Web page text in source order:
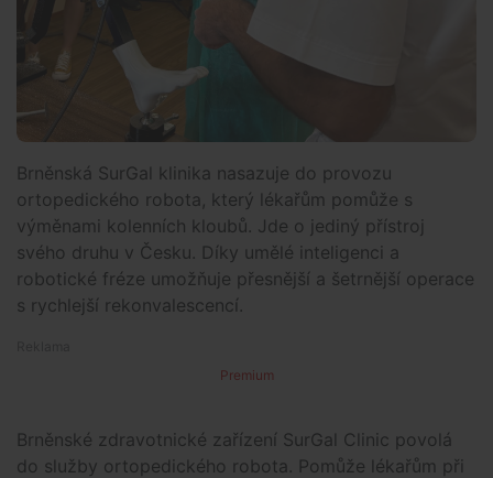
Brněnská SurGal klinika nasazuje do provozu
ortopedického robota, který lékařům pomůže s
výměnami kolenních kloubů. Jde o jediný přístroj
svého druhu v Česku. Díky umělé inteligenci a
robotické fréze umožňuje přesnější a šetrnější operace
s rychlejší rekonvalescencí.
Premium
Brněnské zdravotnické zařízení SurGal Clinic povolá
do služby ortopedického robota. Pomůže lékařům při